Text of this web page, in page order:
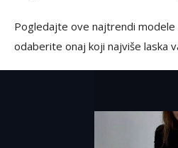
Pogledajte ove najtrendi modele
odaberite onaj koji najviše laska